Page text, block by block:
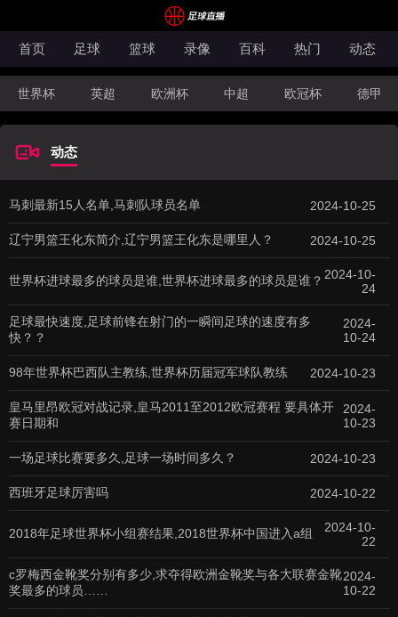
首页 足球 篮球 录像 百科 热门 动态
世界杯 英超 欧洲杯 中超 欧冠杯 德甲
CBA FIBA洲际杯
动态
马刺最新15人名单,马刺队球员名单 2024-10-25
辽宁男篮王化东简介,辽宁男篮王化东是哪里人？ 2024-10-25
世界杯进球最多的球员是谁,世界杯进球最多的球员是谁？ 2024-10-
24
足球最快速度,足球前锋在射门的一瞬间足球的速度有多
快？？
2024-
10-24
98年世界杯巴西队主教练,世界杯历届冠军球队教练 2024-10-23
皇马里昂欧冠对战记录,皇马2011至2012欧冠赛程 要具体开
赛日期和
2024-
10-23
一场足球比赛要多久,足球一场时间多久？ 2024-10-23
西班牙足球厉害吗 2024-10-22
2018年足球世界杯小组赛结果,2018世界杯中国进入a组
2024-10-
22
c罗梅西金靴奖分别有多少,求夺得欧洲金靴奖与各大联赛金靴
奖最多的球员……
2024-
10-22